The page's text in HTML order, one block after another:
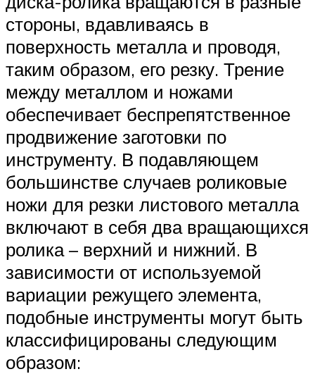
стороны, вдавливаясь в
поверхность металла и проводя,
таким образом, его резку. Трение
между металлом и ножами
обеспечивает беспрепятственное
продвижение заготовки по
инструменту. В подавляющем
большинстве случаев роликовые
ножи для резки листового металла
включают в себя два вращающихся
ролика – верхний и нижний. В
зависимости от используемой
вариации режущего элемента,
подобные инструменты могут быть
классифицированы следующим
образом: